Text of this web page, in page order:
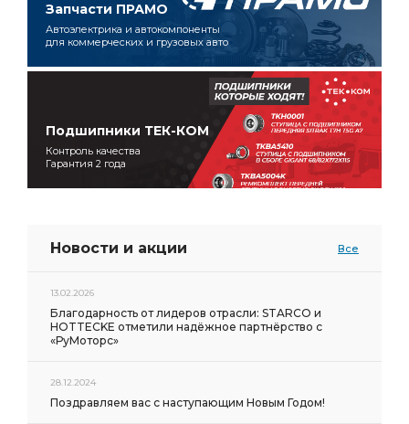
Запчасти ПРАМО
Автоэлектрика и автокомпоненты
для коммерческих и грузовых авто
Подшипники ТЕК-КОМ
Контроль качества
Гарантия 2 года
Новости и акции Все
13.02.2026
Благодарность от лидеров отрасли: STARCO и
HOTTECKE отметили надёжное партнёрство с
«РуМоторс»
28.12.2024
Поздравляем вас с наступающим Новым Годом!